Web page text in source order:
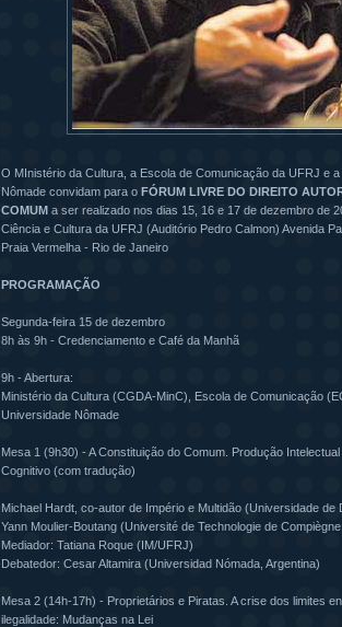
O MInistério da Cultura, a Escola de Comunicação da UFRJ e
Nômade convidam para o FÓRUM LIVRE DO DIREITO
COMUM a ser realizado nos dias 15, 16 e 17 de dezembro de
Ciência e Cultura da UFRJ (Auditório Pedro Calmon) Avenida
Praia Vermelha - Rio de Janeiro
PROGRAMAÇÃO
Segunda-feira 15 de dezembro
8h às 9h - Credenciamento e Café da Manhã
9h - Abertura:
Ministério da Cultura (CGDA-MinC), Escola de Comunicação
Universidade Nômade
Mesa 1 (9h30) - A Constituição do Comum. Produção
Cognitivo (com tradução)
Michael Hardt, co-autor de Império e Multidão (Universidade de
Yann Moulier-Boutang (Université de Technologie de
Mediador: Tatiana Roque (IM/UFRJ)
Debatedor: Cesar Altamira (Universidad Nómada, Argentina)
Mesa 2 (14h-17h) - Proprietários e Piratas. A crise dos limites
ilegalidade: Mudanças na Lei